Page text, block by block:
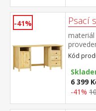
-41% Psací
police,
stolu je
na
Kód
6 399
-41%